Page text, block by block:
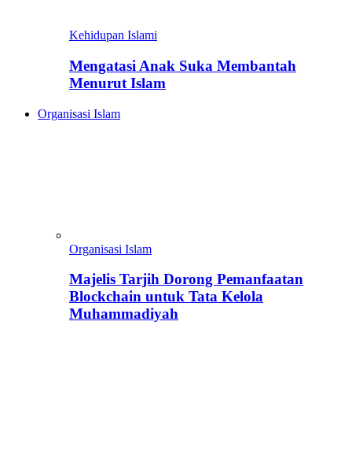
Kehidupan Islami
Mengatasi Anak Suka Membantah
Menurut Islam
Organisasi Islam
Organisasi Islam
Majelis Tarjih Dorong Pemanfaatan
Blockchain untuk Tata Kelola
Muhammadiyah